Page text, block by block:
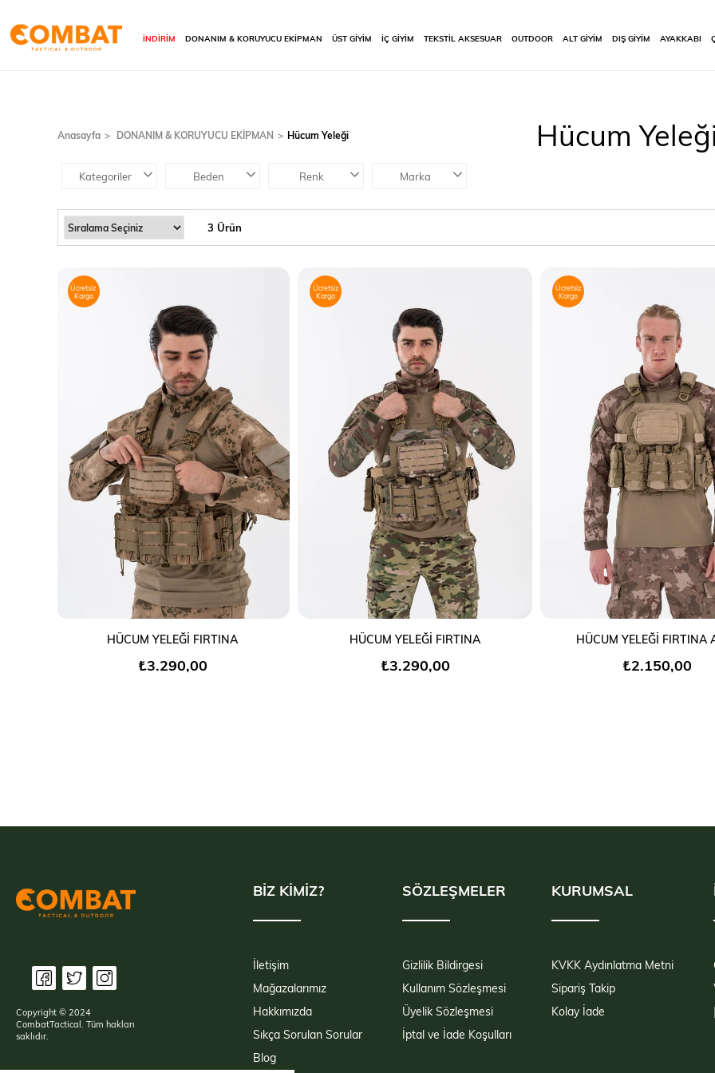
İNDİRİM DONANIM & KORUYUCU EKİPMAN ÜST GİYİM İÇ GİYİM TEKSTİL AKSESUAR OUTDOOR ALT GİYİM DIŞ GİYİM AYAKKABI
Anasayfa DONANIM & KORUYUCU EKİPMAN Hücum Yeleği
Kategoriler Beden Renk Marka
3 Ürün
SEPETE EKLE
HÜCUM YELEĞİ FIRTINA
₺3.290,00
Ücretsiz
Kargo
SEPETE EKLE
HÜCUM YELEĞİ FIRTINA
₺3.290,00
Ücretsiz
Kargo
SEPETE EKLE
HÜCUM YELEĞİ FIRTINA
₺2.150,00
Ücretsiz
Kargo
Hücum
BİZ KİMİZ?
İletişim
Mağazalarımız
Hakkımızda
Sıkça Sorulan Sorular
Blog
SÖZLEŞMELER
Gizlilik Bildirgesi
Kullanım Sözleşmesi
Üyelik Sözleşmesi
İptal ve İade Koşulları
KURUMSAL
KVKK Aydınlatma Metni
Sipariş Takip
Kolay İade
Copyright © 2024
CombatTactical. Tüm hakları
saklıdır.